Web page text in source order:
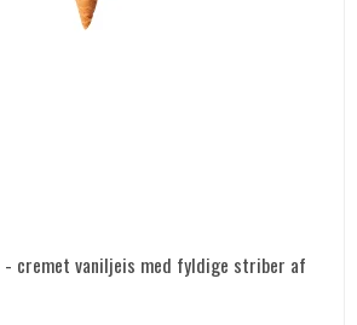
- cremet vaniljeis med fyldige striber af